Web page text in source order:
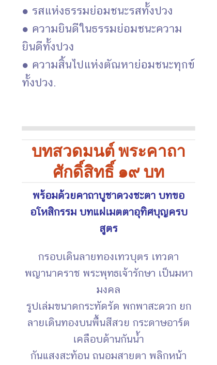
● รสแห่งธรรมย่อมชนะรสทั้งปวง
● ความยินดีในธรรมย่อมชนะความ
ยินดีทั้งปวง
● ความสิ้นไปแห่งตัณหาย่อมชนะทุกข์
ทั้งปวง.
บทสวดมนต์ พระคาถา
ศักดิ์สิทธิ์ ๑๙ บท
พร้อมด้วยคาถาบูชาดวงชะตา บทขอ
อโหสิกรรม บทแผ่เมตตาอุทิศบุญครบ
สูตร
กรอบเดินลายทองเทวบุตร เทวดา
พญานาคราช พระพุทธเจ้ารักษา เป็นมหา
มงคล
รูปเล่มขนาดกระทัดรัด พกพาสะดวก ยก
ลายเดินทองบนพื้นสีสวย กระดาษอาร์ต
เคลือบด้านกันน้ำ
กันแสงสะท้อน ถนอมสายตา พลิกหน้า